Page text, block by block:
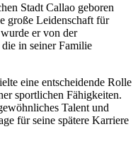
Stadt Callao geboren
große Leidenschaft für
er von der
in seiner Familie
eine entscheidende Rolle
sportlichen Fähigkeiten.
Talent und
für seine spätere Karriere